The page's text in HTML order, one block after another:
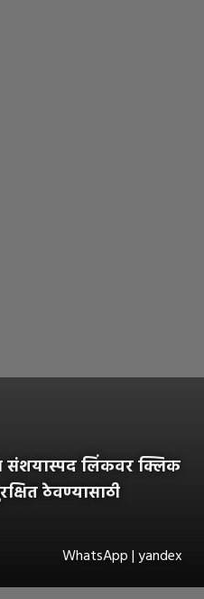
संशयास्पद लिंकवर क्लिक
ठेवण्यासाठी
WhatsApp | yandex